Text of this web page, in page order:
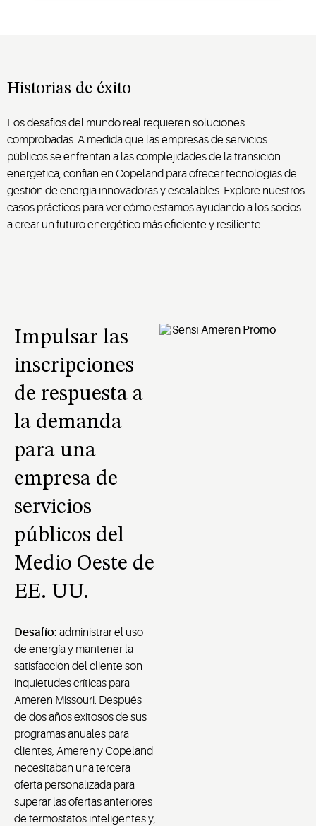
Historias de éxito
Los desafíos del mundo real requieren soluciones
comprobadas. A medida que las empresas de servicios
públicos se enfrentan a las complejidades de la transición
energética, confían en Copeland para ofrecer tecnologías de
gestión de energía innovadoras y escalables. Explore nuestros
casos prácticos para ver cómo estamos ayudando a los socios
a crear un futuro energético más eficiente y resiliente.
Impulsar las
inscripciones
de respuesta a
la demanda
para una
empresa de
servicios
públicos del
Medio Oeste de
EE. UU.
Desafío: administrar el uso
de energía y mantener la
satisfacción del cliente son
inquietudes críticas para
Ameren Missouri. Después
de dos años exitosos de sus
programas anuales para
clientes, Ameren y Copeland
necesitaban una tercera
oferta personalizada para
superar las ofertas anteriores
de termostatos inteligentes y,